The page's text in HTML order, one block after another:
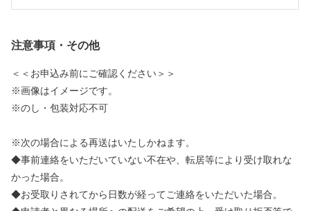
注意事項・その他
＜＜お申込み前にご確認ください＞＞
※画像はイメージです。
※のし・包装対応不可
※次の場合による再送はいたしかねます。
◆事前連絡をいただいていない不在や、転居等により受け取れな
かった場合。
◆お受取りされてから日数が経ってご連絡をいただいた場合。